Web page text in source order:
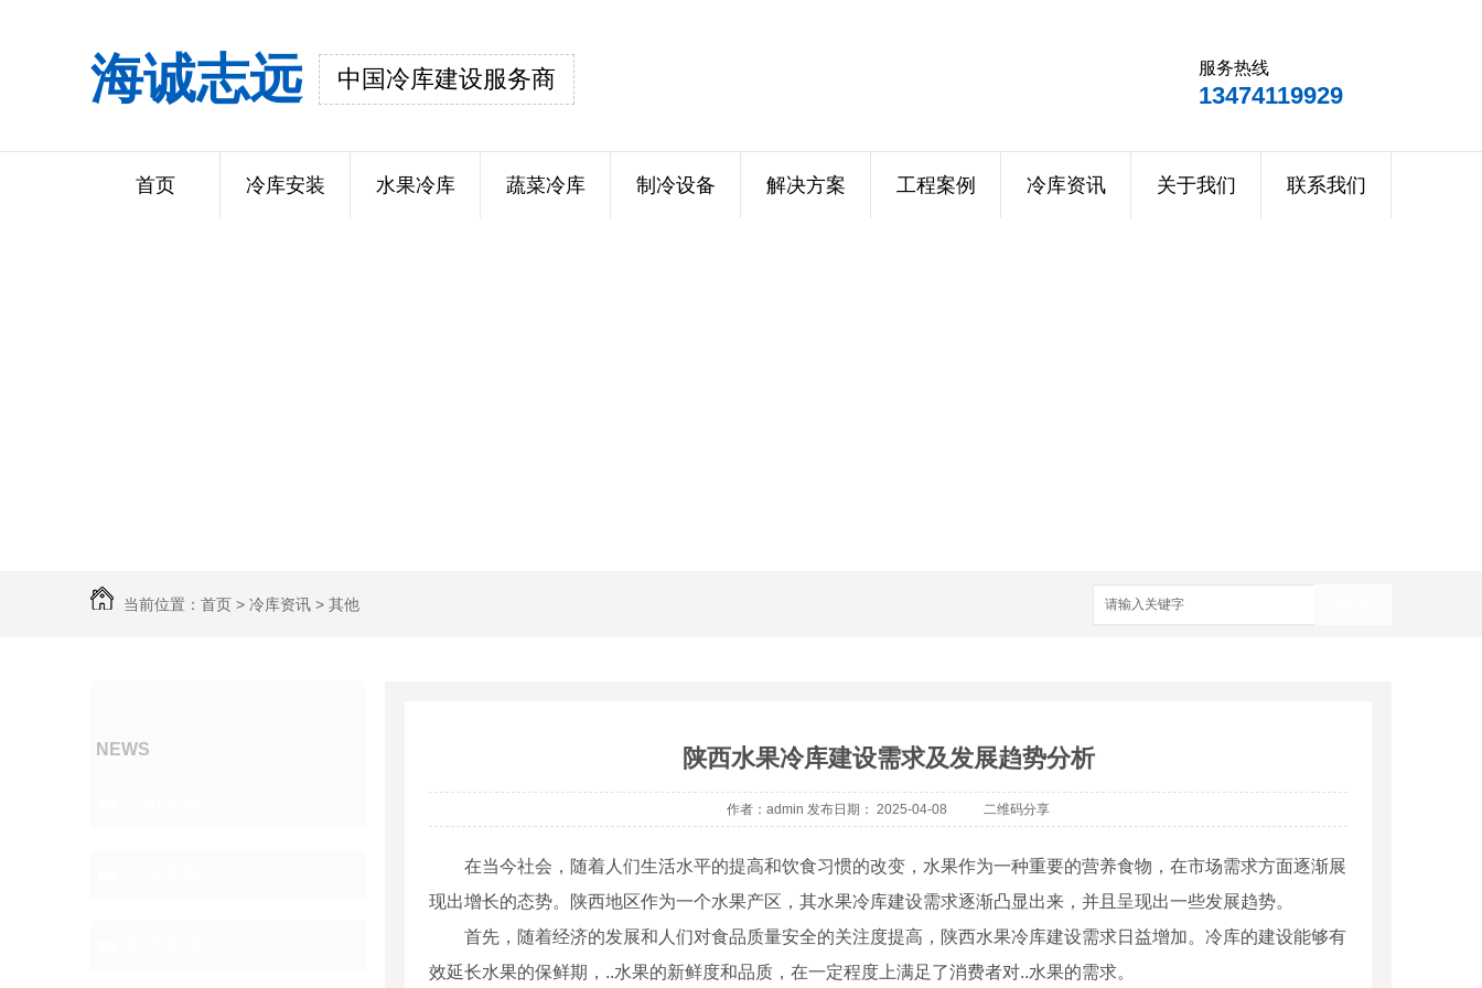
海诚志远 中国冷库建设服务商 服务热线
13474119929
首页 冷库安装 水果冷库 蔬菜冷库 制冷设备 解决方案 工程案例 冷库资讯 关于我们 联系我们
当前位置： 首页 > 冷库资讯 > 其他
NEWS 陕西水果冷库建设需求及发展趋势分析
作者：admin 发布日期： 2025-04-08 二维码分享
在当今社会，随着人们生活水平的提高和饮食习惯的改变，水果作为一种重要的营养食物，在市场需求方面逐渐展
现出增长的态势。陕西地区作为一个水果产区，其水果冷库建设需求逐渐凸显出来，并且呈现出一些发展趋势。
首先，随着经济的发展和人们对食品质量安全的关注度提高，陕西水果冷库建设需求日益增加。冷库的建设能够有
效延长水果的保鲜期，..水果的新鲜度和品质，在一定程度上满足了消费者对..水果的需求。